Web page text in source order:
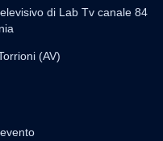
di Lab Tv canale 84
(AV)